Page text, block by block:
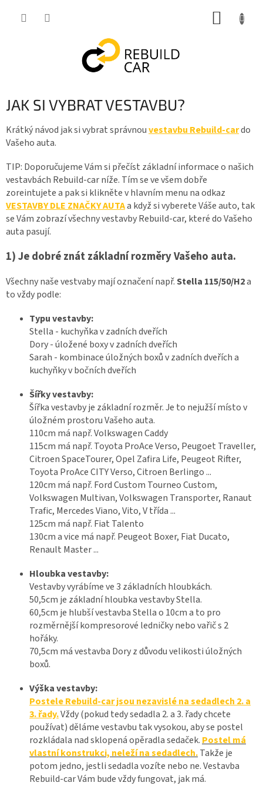
JAK SI VYBRAT VESTAVBU?
Krátký návod jak si vybrat správnouvestavbu Rebuild-cardo
Vašeho auta.
TIP: Doporučujeme Vám si přečíst základní informace o našich
vestavbách Rebuild-car níže. Tím se ve všem dobře
zoreintujete a pak si klikněte v hlavním menu na odkaz
VESTAVBY DLE ZNAČKY AUTAa když si vyberete Váše auto, tak
se Vám zobrazí všechny vestavby Rebuild-car, které do Vašeho
auta pasují.
1) Je dobré znát základní rozměry Vašeho auta.
Všechny naše vestvaby mají označení např.Stella 115/50/H2a
to vždy podle:
Typu vestavby:
Stella - kuchyňka v zadních dveřích
Dory - úložené boxy v zadních dveřích
Sarah - kombinace úložných boxů v zadních dveřích a
kuchyňky v bočních dveřích
Šířky vestavby:
Šířka vestavby je základní rozměr. Je to nejužší místo v
úložném prostoru Vašeho auta.
110cm má např. Volkswagen Caddy
115cm má např. Toyota ProAce Verso, Peugoet Traveller,
Citroen SpaceTourer, Opel Zafira Life, Peugeot Rifter,
Toyota ProAce CITY Verso, Citroen Berlingo ...
120cm má např. Ford Custom Tourneo Custom,
Volkswagen Multivan, Volkswagen Transporter, Ranaut
Trafic, Mercedes Viano, Vito, V třída ...
125cm má např. Fiat Talento
130cm a vice má např. Peugeot Boxer, Fiat Ducato,
Renault Master ...
Hloubka vestavby:
Vestavby vyrábíme ve 3 základních hloubkách.
50,5cm je základní hloubka vestavby Stella.
60,5cm je hlubší vestavba Stella o 10cm a to pro
rozměrnější kompresorové ledničky nebo vařič s 2
hořáky.
70,5cm má vestavba Dory z důvodu velikosti úložných
boxů.
Výška vestavby:
Postele Rebuild-car jsou nezavislé na sedadlech 2. a
3. řady.Vždy (pokud tedy sedadla 2. a 3. řady chcete
používat) děláme vestavbu tak vysokou, aby se postel
rozkládala nad sklopená opěradla sedaček. Postel má
vlastní konstrukci, neleží na sedadlech.Takže je
potom jedno, jestli sedadla vozíte nebo ne. Vestavba
Rebuild-car Vám bude vždy fungovat, jak má.